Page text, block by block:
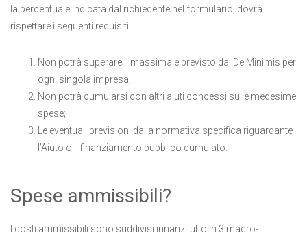
la percentuale indicata dal richiedente nel formulario, dovrà
rispettare i seguenti requisiti:
Non potrà superare il massimale previsto dal De Minimis per
ogni singola impresa;
Non potrà cumularsi con altri aiuti concessi sulle medesime
spese;
Le eventuali previsioni dalla normativa specifica riguardante
l’Aiuto o il finanziamento pubblico cumulato.
Spese ammissibili?
I costi ammissibili sono suddivisi innanzitutto in 3 macro-